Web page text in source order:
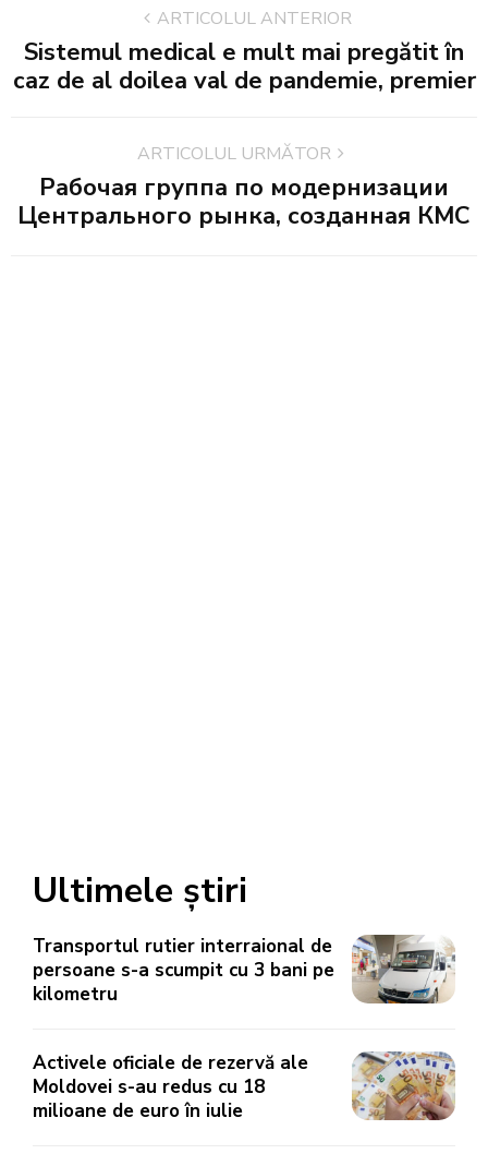
ARTICOLUL ANTERIOR
Sistemul medical e mult mai pregătit în
caz de al doilea val de pandemie, premier
ARTICOLUL URMĂTOR
Рабочая группа по модернизации
Центрального рынка, созданная КМС
Ultimele știri
Transportul rutier interraional de
persoane s-a scumpit cu 3 bani pe
kilometru
Activele oficiale de rezervă ale
Moldovei s-au redus cu 18
milioane de euro în iulie